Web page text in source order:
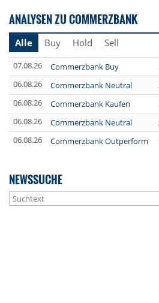
ANALYSEN ZU COMMERZBANK
Alle Buy Hold Sell
07.08.26 Commerzbank Buy
06.08.26
Commerzbank Neutral
06.08.26
Commerzbank Kaufen
06.08.26
Commerzbank Neutral
06.08.26
Commerzbank Outperform
NEWSSUCHE